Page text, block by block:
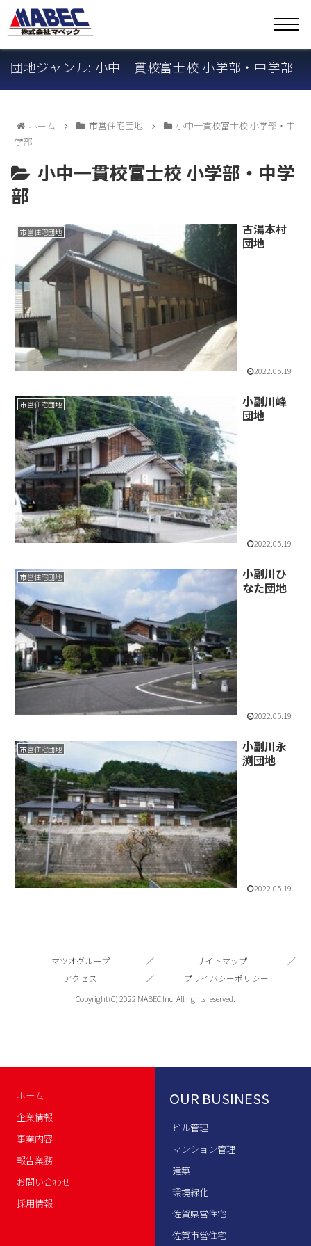
団地ジャンル: 小中一貫校富士校 小学部・中学部
ホーム 市営住宅団地
小中一貫校富士校 小学部・中
学部
小中一貫校富士校 小学部・中学
部
市営住宅団地
古湯本村
団地
2022.05.19
市営住宅団地
小副川峰
団地
2022.05.19
市営住宅団地
小副川ひ
なた団地
2022.05.19
市営住宅団地
小副川永
渕団地
2022.05.19
マツオグループ
サイトマップ
アクセス
プライバシーポリシー
Copyright(C) 2022 MABEC Inc. All rights reserved.
ホーム
企業情報
事業内容
報告業務
お問い合わせ
採用情報
OUR BUSINESS
ビル管理
マンション管理
建築
環境緑化
佐賀県営住宅
佐賀市営住宅